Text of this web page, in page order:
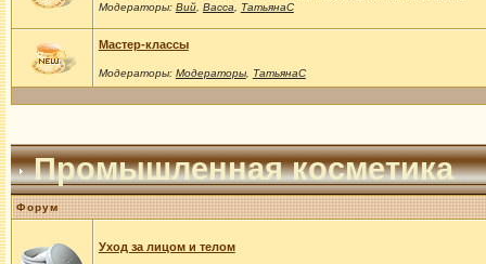
Модераторы: Вий, Васса ТатьянаС
Мастер-классы
Модераторы: Модераторы, ТатьянаС
Промышленная косметика
Форум
Уход за лицом и телом